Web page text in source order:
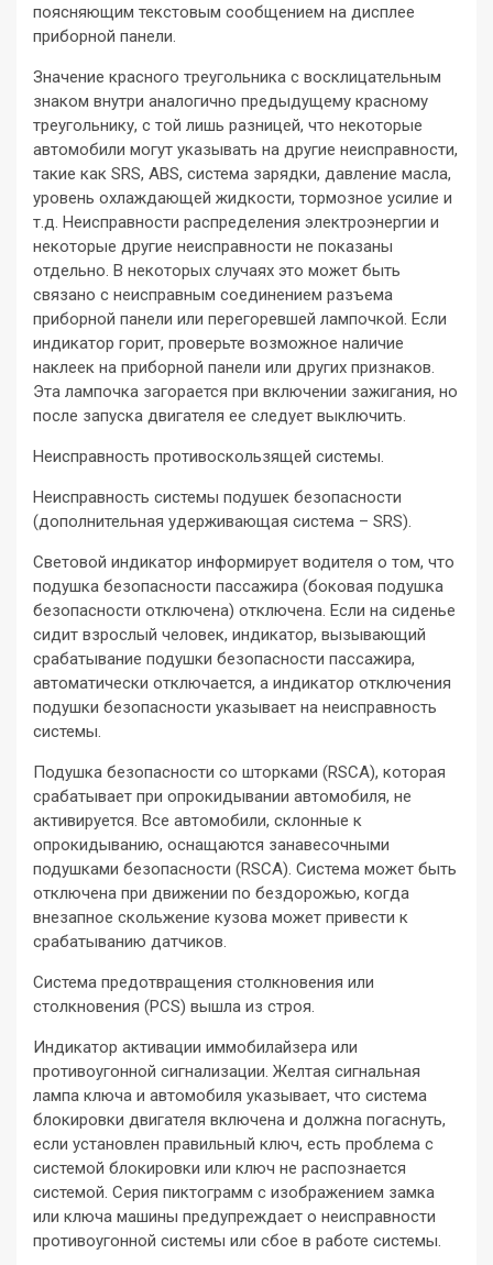
поясняющим текстовым сообщением на дисплее
приборной панели.
Значение красного треугольника с восклицательным
знаком внутри аналогично предыдущему красному
треугольнику, с той лишь разницей, что некоторые
автомобили могут указывать на другие неисправности,
такие как SRS, ABS, система зарядки, давление масла,
уровень охлаждающей жидкости, тормозное усилие и
т.д. Неисправности распределения электроэнергии и
некоторые другие неисправности не показаны
отдельно. В некоторых случаях это может быть
связано с неисправным соединением разъема
приборной панели или перегоревшей лампочкой. Если
индикатор горит, проверьте возможное наличие
наклеек на приборной панели или других признаков.
Эта лампочка загорается при включении зажигания, но
после запуска двигателя ее следует выключить.
Неисправность противоскользящей системы.
Неисправность системы подушек безопасности
(дополнительная удерживающая система – SRS).
Световой индикатор информирует водителя о том, что
подушка безопасности пассажира (боковая подушка
безопасности отключена) отключена. Если на сиденье
сидит взрослый человек, индикатор, вызывающий
срабатывание подушки безопасности пассажира,
автоматически отключается, а индикатор отключения
подушки безопасности указывает на неисправность
системы.
Подушка безопасности со шторками (RSCA), которая
срабатывает при опрокидывании автомобиля, не
активируется. Все автомобили, склонные к
опрокидыванию, оснащаются занавесочными
подушками безопасности (RSCA). Система может быть
отключена при движении по бездорожью, когда
внезапное скольжение кузова может привести к
срабатыванию датчиков.
Система предотвращения столкновения или
столкновения (PCS) вышла из строя.
Индикатор активации иммобилайзера или
противоугонной сигнализации. Желтая сигнальная
лампа ключа и автомобиля указывает, что система
блокировки двигателя включена и должна погаснуть,
если установлен правильный ключ, есть проблема с
системой блокировки или ключ не распознается
системой. Серия пиктограмм с изображением замка
или ключа машины предупреждает о неисправности
противоугонной системы или сбое в работе системы.